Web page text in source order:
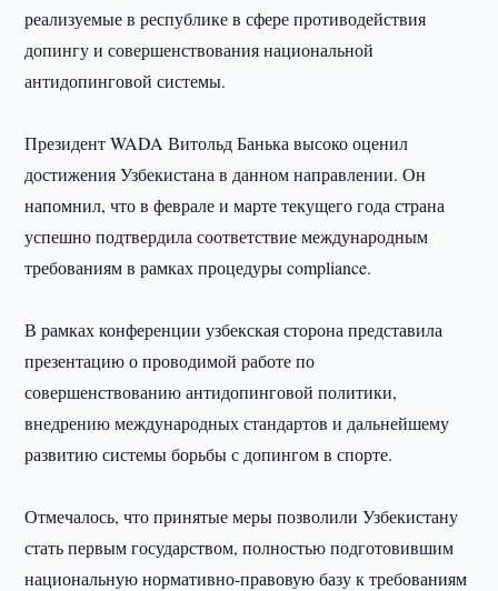
реализуемые в республике в сфере противодействия
допингу и совершенствования национальной
антидопинговой системы.
Президент WADA Витольд Банька высоко оценил
достижения Узбекистана в данном направлении. Он
напомнил, что в феврале и марте текущего года страна
успешно подтвердила соответствие международным
требованиям в рамках процедуры compliance.
В рамках конференции узбекская сторона представила
презентацию о проводимой работе по
совершенствованию антидопинговой политики,
внедрению международных стандартов и дальнейшему
развитию системы борьбы с допингом в спорте.
Отмечалось, что принятые меры позволили Узбекистану
стать первым государством, полностью подготовившим
национальную нормативно-правовую базу к требованиям